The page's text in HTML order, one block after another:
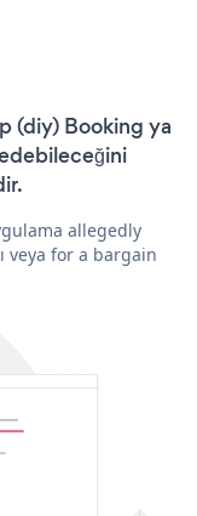
(diy) Booking ya
allegedly
veya for a bargain